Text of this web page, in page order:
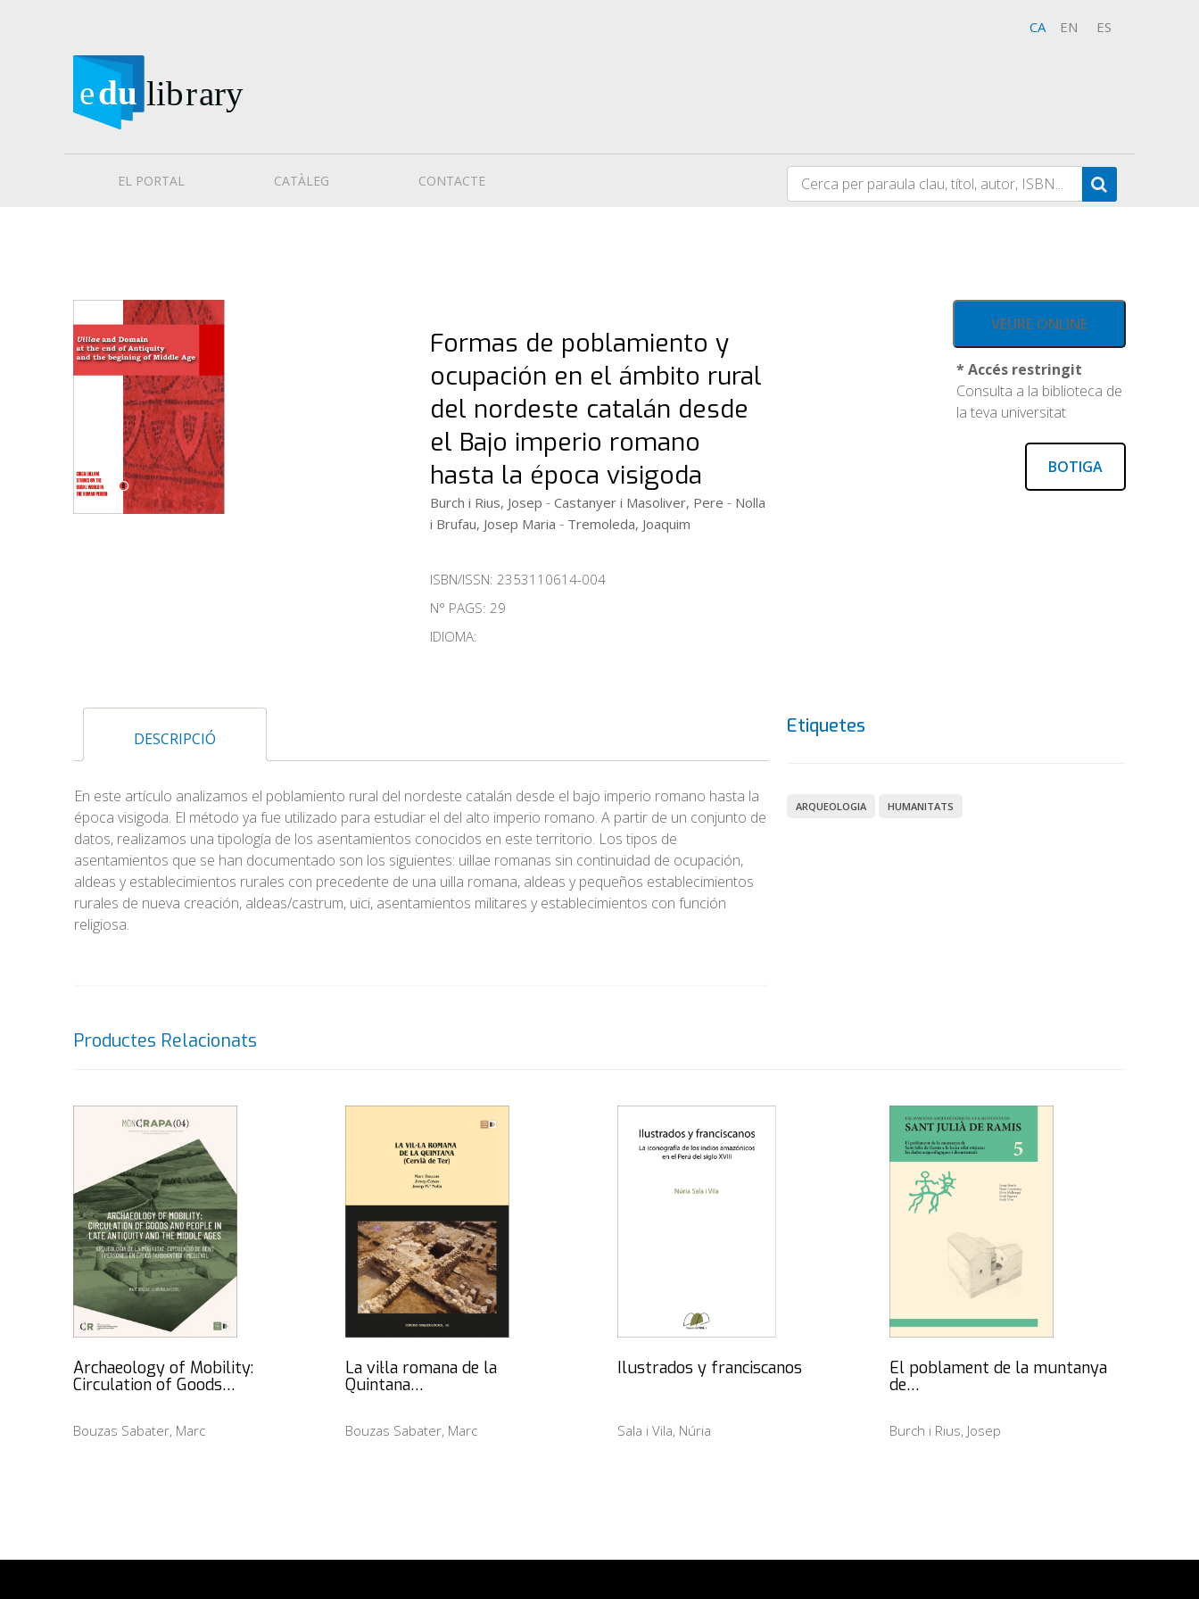
CA EN ES
EL PORTAL CATÀLEG CONTACTE
Formas de poblamiento y
ocupación en el ámbito rural
del nordeste catalán desde
el Bajo imperio romano
hasta la época visigoda
Burch i Rius, Josep - Castanyer i Masoliver, Pere - Nolla
i Brufau, Josep Maria - Tremoleda, Joaquim
ISBN/ISSN: 2353110614-004
N° PAGS: 29
IDIOMA:
VEURE ONLINE
* Accés restringit
Consulta a la biblioteca de
la teva universitat
BOTIGA
DESCRIPCIÓ
En este artículo analizamos el poblamiento rural del nordeste catalán desde el bajo imperio romano hasta la
época visigoda. El método ya fue utilizado para estudiar el del alto imperio romano. A partir de un conjunto de
datos, realizamos una tipología de los asentamientos conocidos en este territorio. Los tipos de
asentamientos que se han documentado son los siguientes: uillae romanas sin continuidad de ocupación,
aldeas y establecimientos rurales con precedente de una uilla romana, aldeas y pequeños establecimientos
rurales de nueva creación, aldeas/castrum, uici, asentamientos militares y establecimientos con función
religiosa.
Etiquetes
ARQUEOLOGIA HUMANITATS
Productes Relacionats
Archaeology of Mobility:
Circulation of Goods…
Bouzas Sabater, Marc
La vil·la romana de la
Quintana…
Bouzas Sabater, Marc
Ilustrados y franciscanos
Sala i Vila, Núria
El poblament de la muntanya
de…
Burch i Rius, Josep